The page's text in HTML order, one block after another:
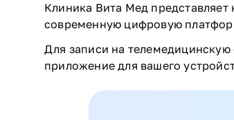
Клиника Вита Мед представляет
современную цифровую
Для записи на
приложение для вашего